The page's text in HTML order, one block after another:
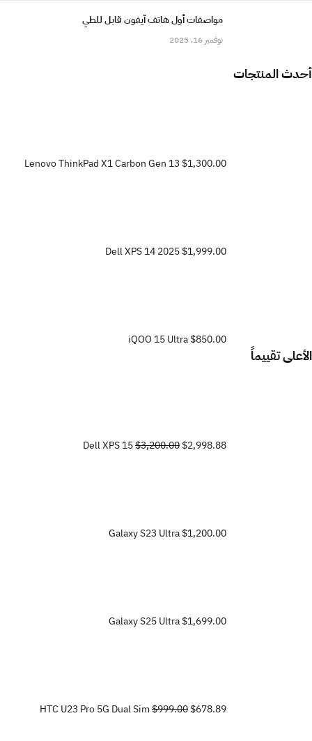
مواصفات أول هاتف آيفون قابل للطي
نوفمبر 16, 2025
أحدث المنتجات
Lenovo ThinkPad X1 Carbon Gen 13 $1,300.00
Dell XPS 14 2025$1,999.00
iQOO 15 Ultra$850.00
الأعلى تقييماً
Dell XPS 15$3,200.00$2,998.88
Galaxy S23 Ultra$1,200.00
Galaxy S25 Ultra$1,699.00
HTC U23 Pro 5G Dual Sim$999.00$678.89